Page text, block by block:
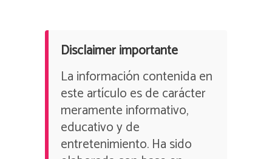
Disclaimer importante
La información contenida en
este artículo es de carácter
meramente informativo,
educativo y de
entretenimiento. Ha sido